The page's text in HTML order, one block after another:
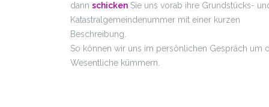
dann schicken Sie uns vorab ihre Grundstücks-
Katastralgemeindenummer mit einer kurzen
Beschreibung.
So können wir uns im persönlichen Gespräch um
Wesentliche kümmern.